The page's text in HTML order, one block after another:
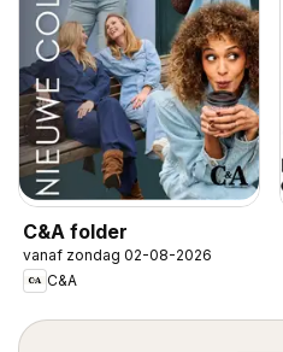
C&A folder
vanaf zondag 02-08-2026
C&A